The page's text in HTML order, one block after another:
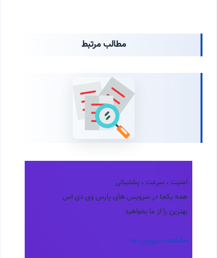
مطالب مرتبط
امنیت ، سرعت ، پشتیبانی
همه یکجا در سرویس های پارس وی دی اس
بهترین را از ما بخواهید
مشاهده سرویس ها